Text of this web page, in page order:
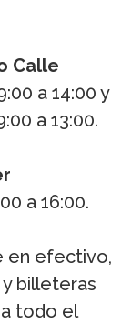
Calle
a 14:00 y
a 13:00.
a 16:00.
en efectivo,
billeteras
todo el